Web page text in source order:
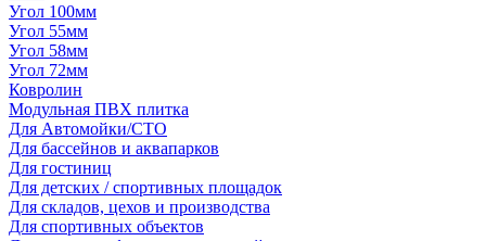
Угол 100мм
Угол 55мм
Угол 58мм
Угол 72мм
Ковролин
Модульная ПВХ плитка
Для Автомойки/СТО
Для бассейнов и аквапарков
Для гостиниц
Для детских / спортивных площадок
Для складов, цехов и производства
Для спортивных объектов